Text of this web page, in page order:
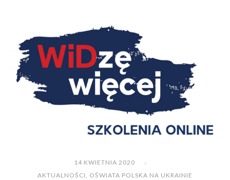
14 KWIETNIA 2020
AKTUALNOŚCI, OŚWIATA POLSKA NA UKRAINIE